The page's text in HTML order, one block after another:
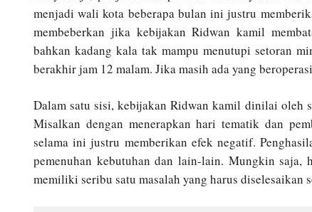
menjadi wali kota beberapa bulan ini justru
membeberkan jika kebijakan Ridwan kamil
bahkan kadang kala tak mampu menutupi setoran
berakhir jam 12 malam. Jika masih ada yang
Dalam satu sisi, kebijakan Ridwan kamil dinilai oleh
Misalkan dengan menerapkan hari tematik dan
selama ini justru memberikan efek negatif.
pemenuhan kebutuhan dan lain-lain. Mungkin
memiliki seribu satu masalah yang harus diselesaikan